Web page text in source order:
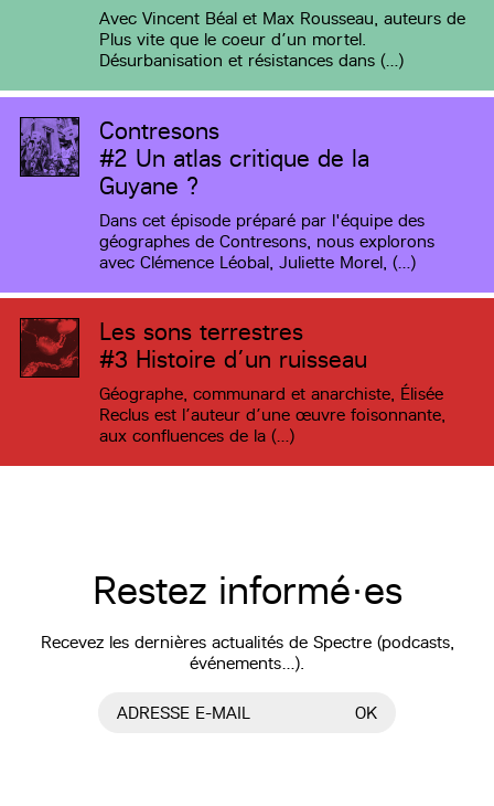
Avec Vincent Béal et Max Rousseau, auteurs de
Plus vite que le coeur d’un mortel.
Désurbanisation et résistances dans (…)
Contresons
#2 Un atlas critique de la
Guyane ?
Dans cet épisode préparé par l'équipe des
géographes de Contresons, nous explorons
avec Clémence Léobal, Juliette Morel, (…)
Les sons terrestres
#3 Histoire d’un ruisseau
Géographe, communard et anarchiste, Élisée
Reclus est l’auteur d’une œuvre foisonnante,
aux confluences de la (…)
Restez informé·es
Recevez les dernières actualités de Spectre (podcasts,
événements…).
ADRESSE E-MAIL OK